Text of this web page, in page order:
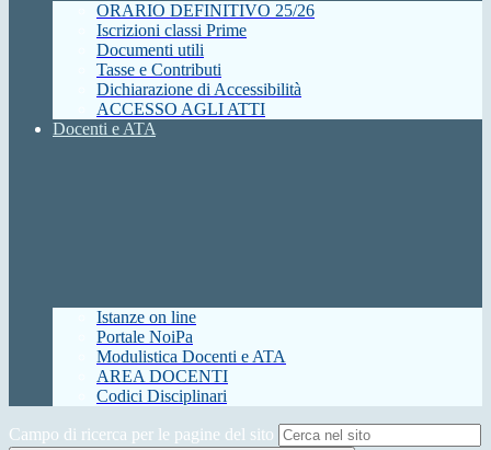
ORARIO DEFINITIVO 25/26
Iscrizioni classi Prime
Documenti utili
Tasse e Contributi
Dichiarazione di Accessibilità
ACCESSO AGLI ATTI
Docenti e ATA
Istanze on line
Portale NoiPa
Modulistica Docenti e ATA
AREA DOCENTI
Codici Disciplinari
Campo di ricerca per le pagine del sito